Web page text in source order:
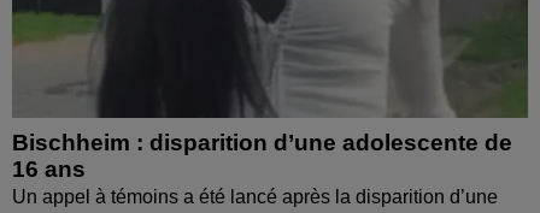
Bischheim : disparition d’une adolescente de
16 ans
Un appel à témoins a été lancé après la disparition d’une